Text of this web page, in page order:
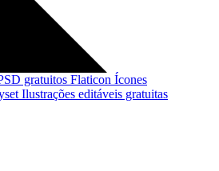
gratuitos Flaticon Ícones
Ilustrações editáveis gratuitas